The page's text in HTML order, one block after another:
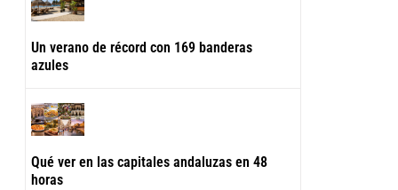
Un verano de récord con 169 banderas
azules
Qué ver en las capitales andaluzas en 48
horas